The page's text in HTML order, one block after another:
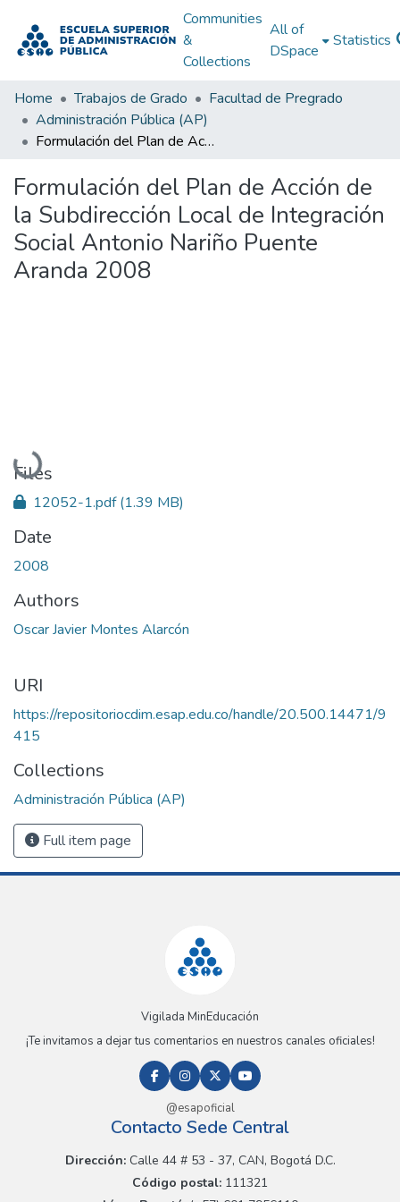
Communities
&
Collections
All of
DSpace
Statistics
Home Trabajos de Grado
Facultad de Pregrado
Administración Pública (AP)
Formulación del Plan de Acción de la Subdirección Local de Integración Social Antonio Nariño Puente Aranda 2008
Formulación del Plan de Acción de
la Subdirección Local de Integración
Social Antonio Nariño Puente
Aranda 2008
Loading...
Files
12052-1.pdf(1.39 MB)
Date
2008
Authors
Oscar Javier Montes Alarcón
URI
https://repositoriocdim.esap.edu.co/handle/20.500.14471/9
415
Collections
Administración Pública (AP)
Full item page
Vigilada MinEducación
¡Te invitamos a dejar tus comentarios en nuestros canales oficiales!
@esapoficial
Contacto Sede Central
Dirección:Calle 44 # 53 - 37, CAN, Bogotá D.C.
Código postal: 111321